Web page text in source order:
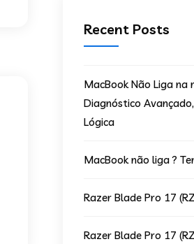
Recent Posts
MacBook Não Liga na
Diagnóstico
Lógica
MacBook não liga ?
Razer Blade Pro 17
Razer Blade Pro 17